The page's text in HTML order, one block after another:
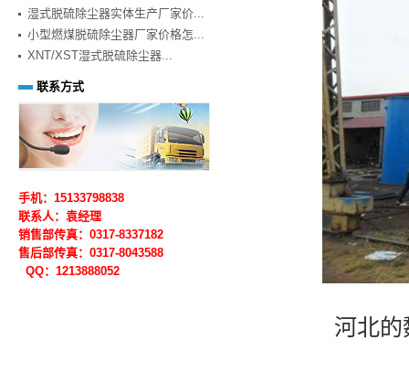
河北
湿式脱硫除尘器实体生产厂家价...
小型燃煤脱硫除尘器厂家价格怎...
XNT/XST湿式脱硫除尘器...
联系方式
手机：15133798838
联系人：袁经理
销售部传真：0317-8337182
售后部传真：0317-8043588
QQ：1213888052